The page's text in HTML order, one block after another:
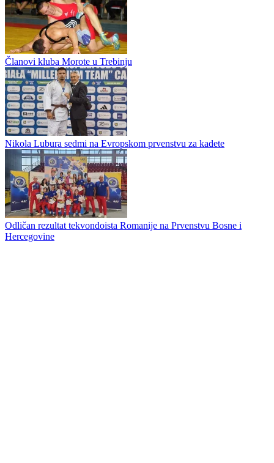
Otvorena peta Akademija Majdov, više od 1000 gostiju stiglo u
Istočno Sarajevo
Počinje jubilarna peta "Akademija Majdov", gotovo 1000 učesnika
stiglo u Istočno Sarajevo